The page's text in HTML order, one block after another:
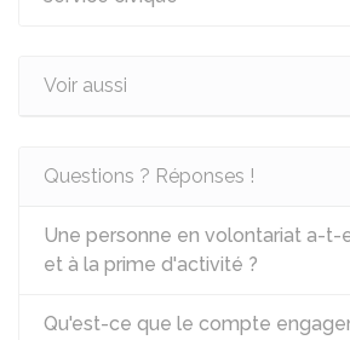
Voir aussi
Questions ? Réponses !
Une personne en volontariat a-t-
et à la prime d'activité ?
Qu'est-ce que le compte